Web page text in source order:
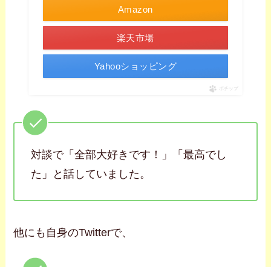
Amazon
楽天市場
Yahooショッピング
ポチップ
対談で「全部大好きです！」「最高でし
た」と話していました。
他にも自身のTwitterで、